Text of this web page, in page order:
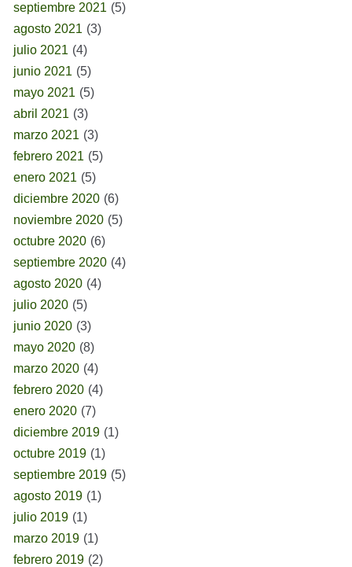
septiembre 2021 (5)
agosto 2021 (3)
julio 2021 (4)
junio 2021 (5)
mayo 2021 (5)
abril 2021 (3)
marzo 2021 (3)
febrero 2021 (5)
enero 2021 (5)
diciembre 2020 (6)
noviembre 2020 (5)
octubre 2020 (6)
septiembre 2020 (4)
agosto 2020 (4)
julio 2020 (5)
junio 2020 (3)
mayo 2020 (8)
marzo 2020 (4)
febrero 2020 (4)
enero 2020 (7)
diciembre 2019 (1)
octubre 2019 (1)
septiembre 2019 (5)
agosto 2019 (1)
julio 2019 (1)
marzo 2019 (1)
febrero 2019 (2)